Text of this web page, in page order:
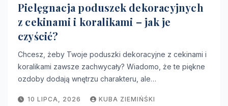
Pielęgnacja poduszek dekoracyjnych
z cekinami i koralikami – jak je
czyścić?
Chcesz, żeby Twoje poduszki dekoracyjne z cekinami i
koralikami zawsze zachwycały? Wiadomo, że te piękne
ozdoby dodają wnętrzu charakteru, ale…
10 LIPCA, 2026 KUBA ZIEMIŃŚKI